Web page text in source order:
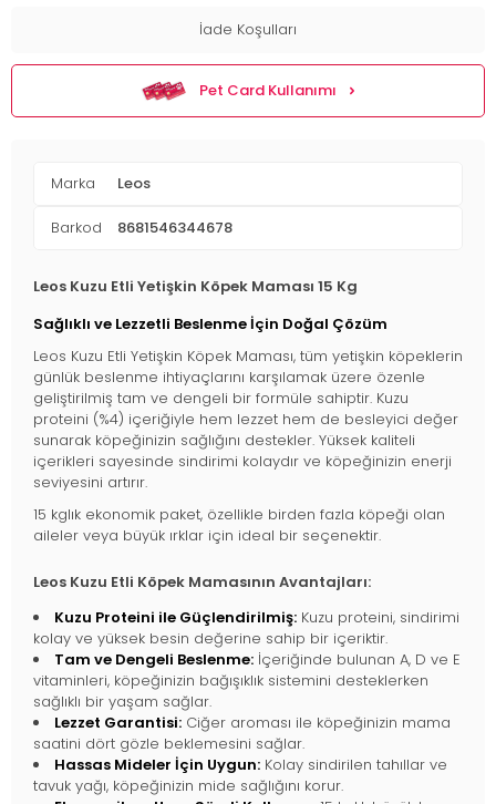
İade Koşulları
Pet Card Kullanımı
Marka Leos
Barkod 8681546344678
Leos Kuzu Etli Yetişkin Köpek Maması 15 Kg
Sağlıklı ve Lezzetli Beslenme İçin Doğal Çözüm
Leos Kuzu Etli Yetişkin Köpek Maması, tüm yetişkin köpeklerin
günlük beslenme ihtiyaçlarını karşılamak üzere özenle
geliştirilmiş tam ve dengeli bir formüle sahiptir. Kuzu
proteini (%4) içeriğiyle hem lezzet hem de besleyici değer
sunarak köpeğinizin sağlığını destekler. Yüksek kaliteli
içerikleri sayesinde sindirimi kolaydır ve köpeğinizin enerji
seviyesini artırır.
15 kglık ekonomik paket, özellikle birden fazla köpeği olan
aileler veya büyük ırklar için ideal bir seçenektir.
Leos Kuzu Etli Köpek Mamasının Avantajları:
Kuzu Proteini ile Güçlendirilmiş: Kuzu proteini, sindirimi
kolay ve yüksek besin değerine sahip bir içeriktir.
Tam ve Dengeli Beslenme: İçeriğinde bulunan A, D ve E
vitaminleri, köpeğinizin bağışıklık sistemini desteklerken
sağlıklı bir yaşam sağlar.
Lezzet Garantisi: Ciğer aroması ile köpeğinizin mama
saatini dört gözle beklemesini sağlar.
Hassas Mideler İçin Uygun: Kolay sindirilen tahıllar ve
tavuk yağı, köpeğinizin mide sağlığını korur.